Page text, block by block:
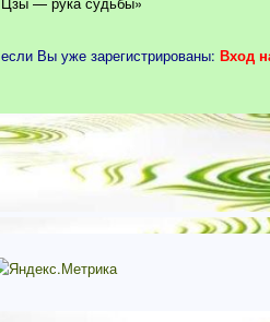
если Вы уже зарегистрированы:Вход